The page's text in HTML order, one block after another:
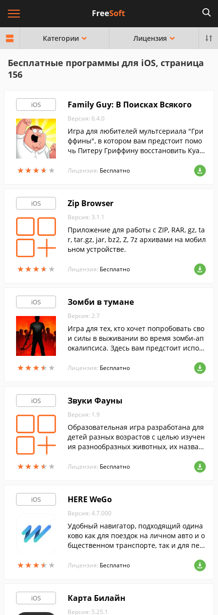
Категории Лицензия
Бесплатные программы для iOS, страница
156
iOS
★★★★ ★
★★★★ ★
Family Guy: В Поисках Всякого
Версия: 6.4.0
Игра для любителей мультсериала "Гри
ффины", в котором вам предстоит помо
чь Питеру Гриффину восстановить Куах
тухом.
Лицензия: Бесплатно
iOS
★★★★ ★
★★★★ ★
Zip Browser
Версия: 3.1.1
Приложение для работы с ZIP, RAR, gz, ta
r, tar.gz, jar, bz2, Z, 7z архивами на мобил
ьном устройстве.
Лицензия: Бесплатно
iOS
★★★★ ★
★★★★ ★
Зомби в тумане
Версия: 2.7
Игра для тех, кто хочет попробовать сво
и силы в выживании во время зомби-ап
окалипсиса. Здесь вам предстоит испол
ля выживания.
Лицензия: Бесплатно
iOS
★★★★ ★
★★★★ ★
Звуки Фауны
Версия: 1.9
Образовательная игра разработана для
детей разных возрастов с целью изучен
ия разнообразных животных, их назван
Лицензия: Бесплатно
iOS
★★★★ ★
★★★★ ★
HERE WeGo
Версия: 4.7.000
Удобный навигатор, подходящий одина
ково как для поездок на личном авто и о
бщественном транспорте, так и для пеш
Лицензия: Бесплатно
iOS Карта Билайн
Версия: 5.25.1